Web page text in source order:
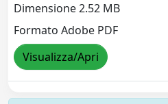
Dimensione 2.52 MB
Formato Adobe PDF
Visualizza/Apri